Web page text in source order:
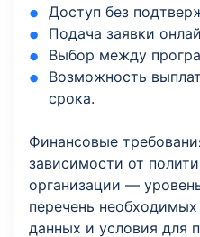
Доступ без
Подача заявки
Выбор между
Возможность
срока.
Финансовые
зависимости от
организации —
перечень
данных и условия для